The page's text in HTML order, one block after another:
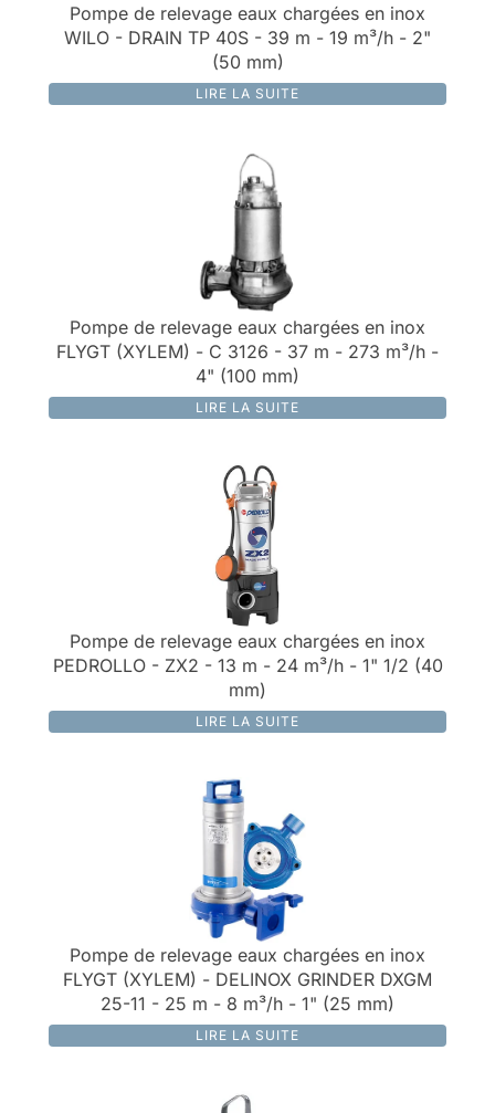
Pompe de relevage eaux chargées en inox
WILO - DRAIN TP 40S - 39 m - 19 m³/h - 2"
(50 mm)
LIRE LA SUITE
Pompe de relevage eaux chargées en inox
FLYGT (XYLEM) - C 3126 - 37 m - 273 m³/h -
4" (100 mm)
LIRE LA SUITE
Pompe de relevage eaux chargées en inox
PEDROLLO - ZX2 - 13 m - 24 m³/h - 1" 1/2 (40
mm)
LIRE LA SUITE
Pompe de relevage eaux chargées en inox
FLYGT (XYLEM) - DELINOX GRINDER DXGM
25-11 - 25 m - 8 m³/h - 1" (25 mm)
LIRE LA SUITE